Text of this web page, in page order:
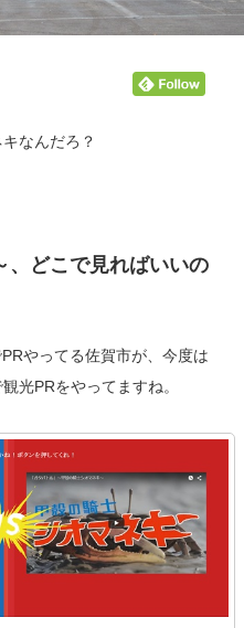
なんだろ？
、どこで見ればいいの
やってる佐賀市が、今度は
光PRをやってますね。